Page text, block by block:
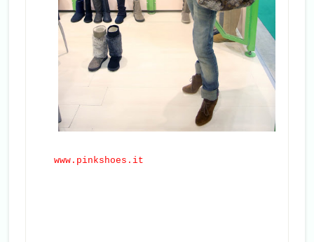
www.pinkshoes.it